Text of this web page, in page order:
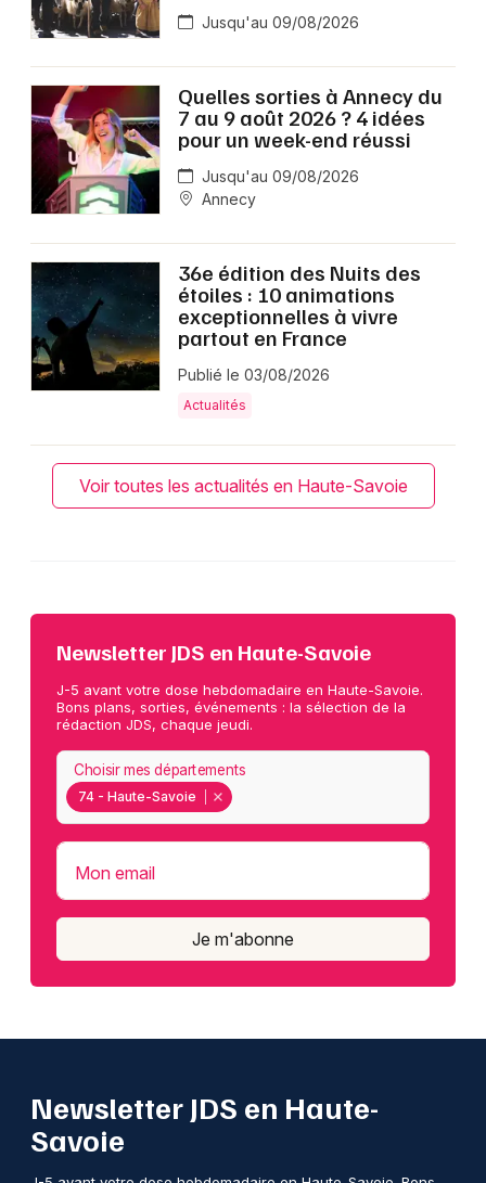
Jusqu'au 09/08/2026
Quelles sorties à Annecy du
7 au 9 août 2026 ? 4 idées
pour un week-end réussi
Jusqu'au 09/08/2026
Annecy
36e édition des Nuits des
étoiles : 10 animations
exceptionnelles à vivre
partout en France
Publié le 03/08/2026
Actualités
Voir toutes les actualités en Haute-Savoie
Newsletter JDS en Haute-Savoie
J-5 avant votre dose hebdomadaire en Haute-Savoie.
Bons plans, sorties, événements : la sélection de la
rédaction JDS, chaque jeudi.
74 - Haute-Savoie
Choisir mes départements
Mon email
Je m'abonne
Newsletter JDS en Haute-
Savoie